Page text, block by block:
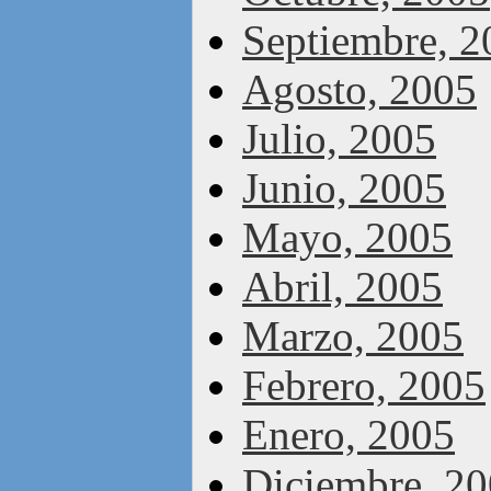
Septiembre,
Agosto, 2005
Julio, 2005
Junio, 2005
Mayo, 2005
Abril, 2005
Marzo, 2005
Febrero, 2005
Enero, 2005